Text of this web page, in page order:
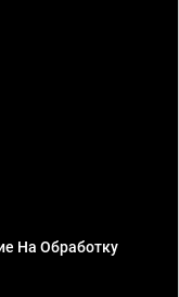
На Обработку